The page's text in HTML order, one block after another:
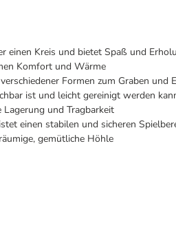
einen Kreis und bietet Spaß und
Komfort und Wärme
Formen zum Graben und
ist und leicht gereinigt werden
und Tragbarkeit
einen stabilen und sicheren
gemütliche Höhle